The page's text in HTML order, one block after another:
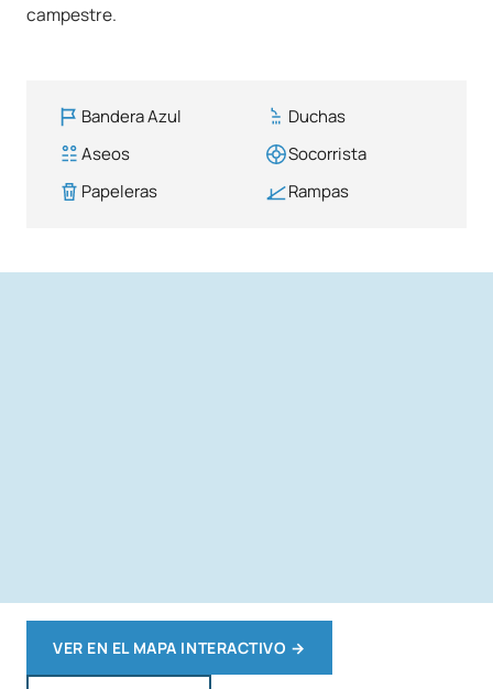
campestre.
Bandera Azul
Duchas
Aseos
Socorrista
Papeleras
Rampas
VER EN EL MAPA INTERACTIVO →